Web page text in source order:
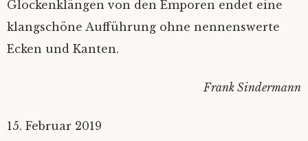
Glockenklängen von den Emporen endet eine
klangschöne Aufführung ohne nennenswerte
Ecken und Kanten.
Frank Sindermann
15. Februar 2019